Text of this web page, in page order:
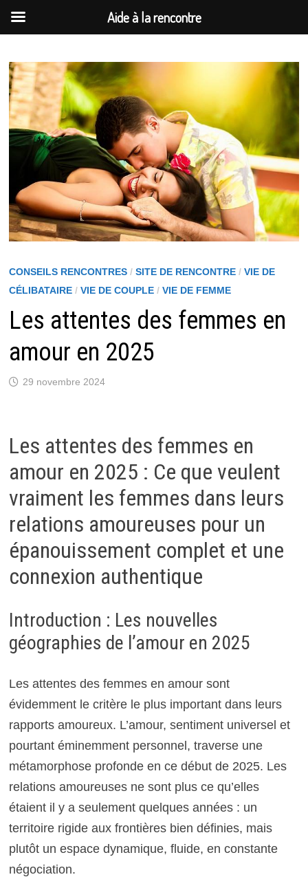
au
contenu
CONSEILS RENCONTRES/ SITE DE RENCONTRE/ VIE DE
CÉLIBATAIRE/ VIE DE COUPLE/ VIE DE FEMME
Les attentes des femmes en
amour en 2025
29 novembre 2024
Les attentes des femmes en
amour en 2025 : Ce que veulent
vraiment les femmes dans leurs
relations amoureuses pour un
épanouissement complet et une
connexion authentique
Introduction : Les nouvelles
géographies de l’amour en 2025
Les attentes des femmes en amour sont
évidemment le critère le plus important dans leurs
rapports amoureux. L’amour, sentiment universel et
pourtant éminemment personnel, traverse une
métamorphose profonde en ce début de 2025. Les
relations amoureuses ne sont plus ce qu’elles
étaient il y a seulement quelques années : un
territoire rigide aux frontières bien définies, mais
plutôt un espace dynamique, fluide, en constante
négociation.
Aide à la rencontre